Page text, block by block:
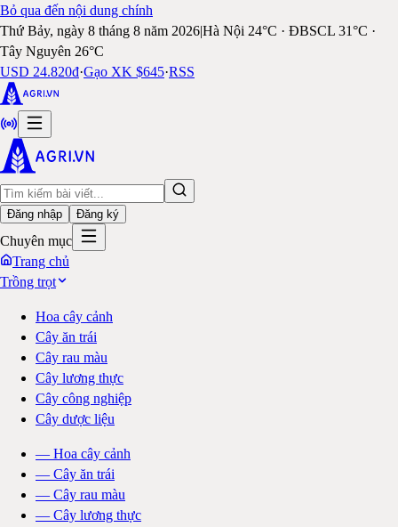
Bỏ qua đến nội dung chính
Thứ Bảy, ngày 8 tháng 8 năm 2026|Hà Nội 24°C · ĐBSCL 31°C ·
Tây Nguyên 26°C
USD 24.820đ·Gạo XK $645·RSS
Đăng nhập Đăng ký
Chuyên mục
Trang chủ
Trồng trọt
Hoa cây cảnh
Cây ăn trái
Cây rau màu
Cây lương thực
Cây công nghiệp
Cây dược liệu
— Hoa cây cảnh
— Cây ăn trái
— Cây rau màu
— Cây lương thực